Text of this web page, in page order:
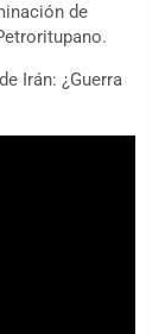
de
Irán: ¿Guerra